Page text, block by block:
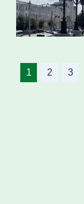
1 2 3